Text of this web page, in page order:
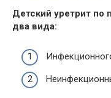
Детский уретрит по
два вида: